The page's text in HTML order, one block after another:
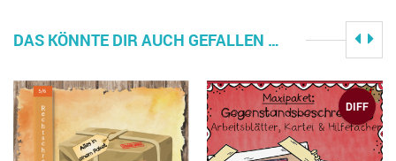
DAS KÖNNTE DIR AUCH GEFALLEN …
DIFF